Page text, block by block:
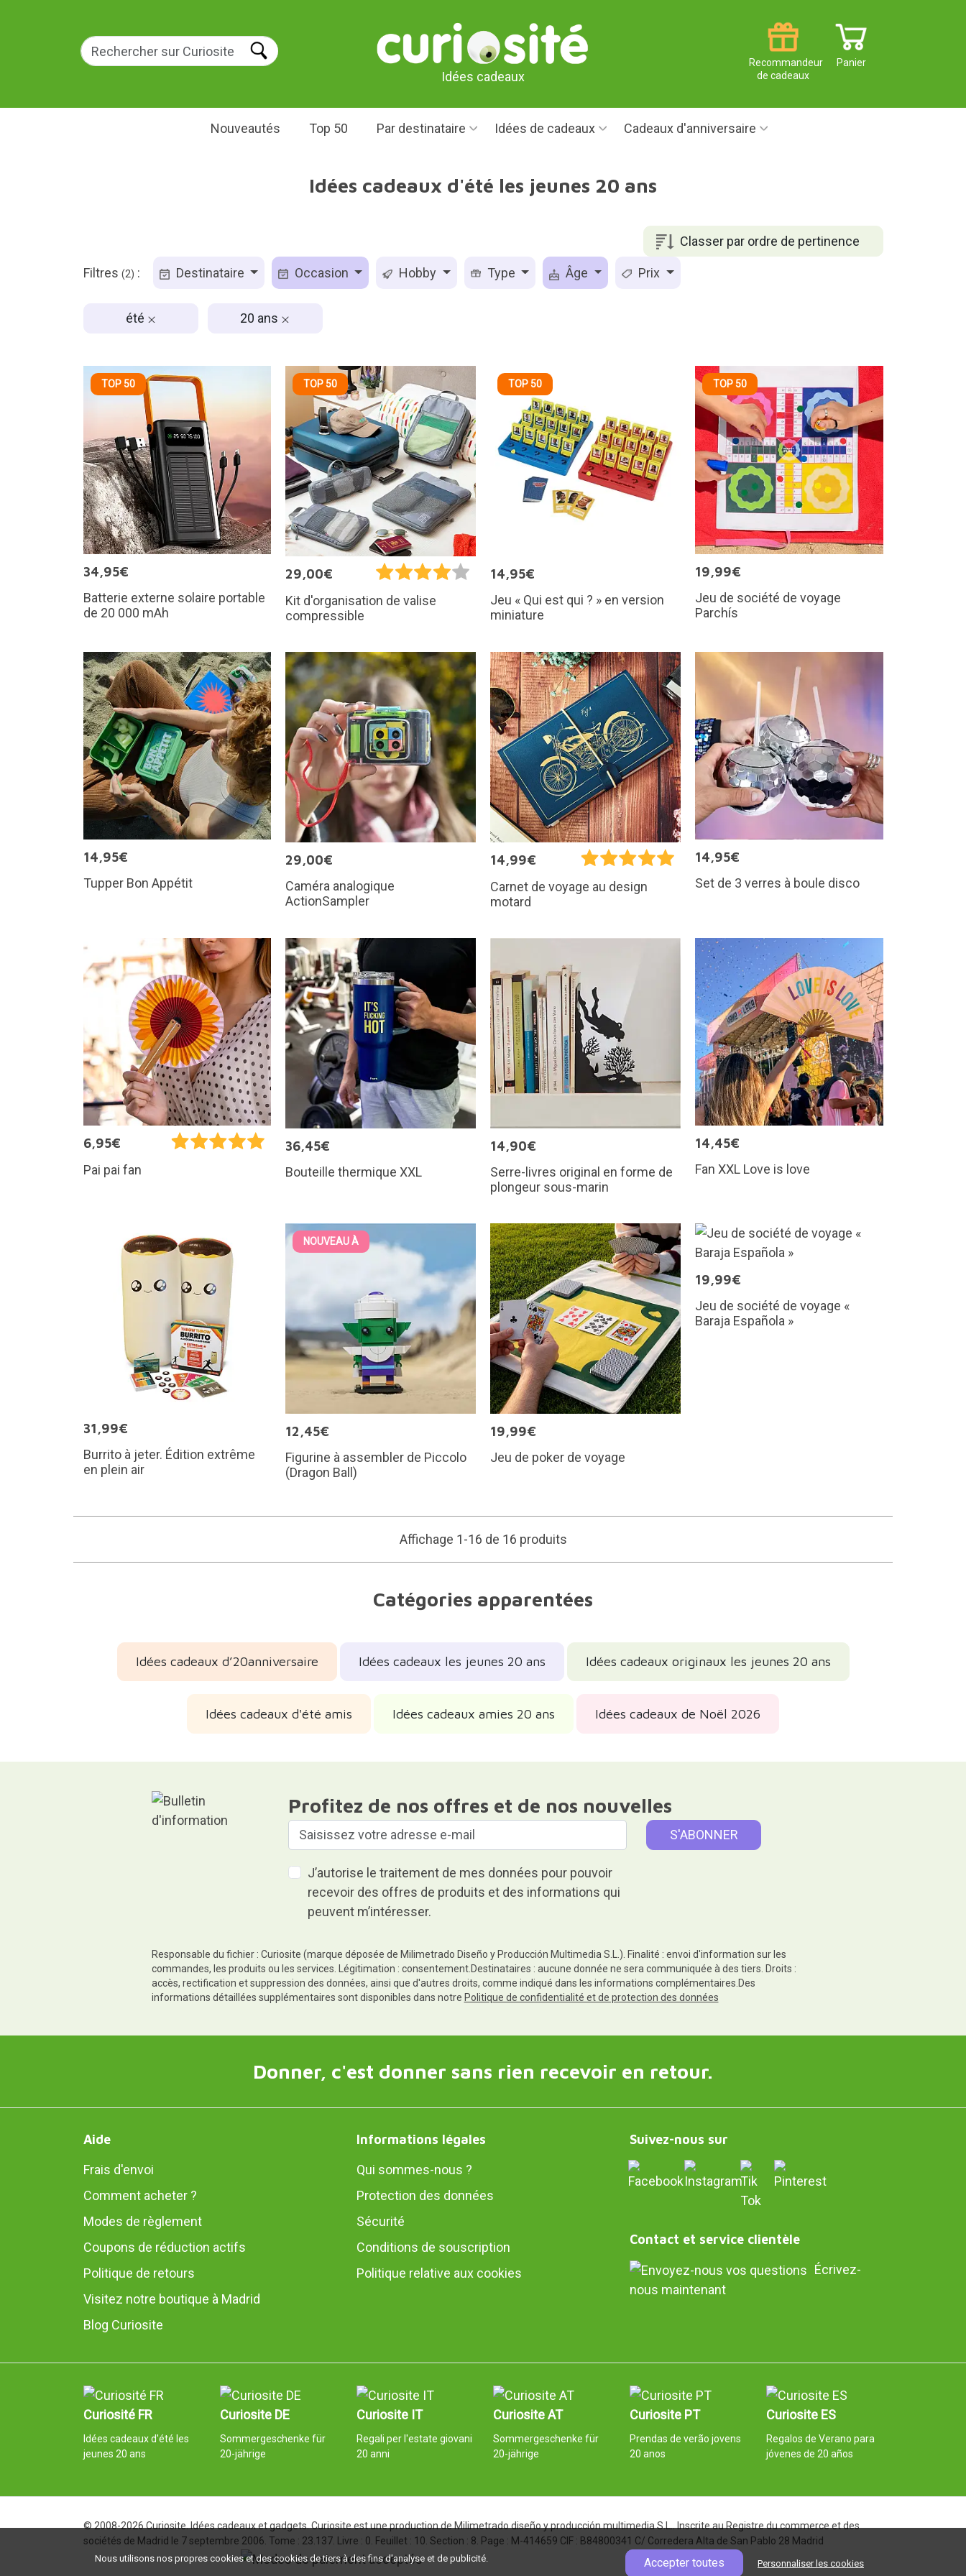
Idées cadeaux
Panier
Recommandeur
de cadeaux
Nouveautés Top 50 Par destinataire Idées de cadeaux Cadeaux d'anniversaire
Idées cadeaux d'été les jeunes 20 ans
Classer par ordre de pertinence
Filtres (2) : Destinataire Occasion Hobby Type Âge Prix
été 20 ans
TOP 50
34,95€
Batterie externe solaire portable
de 20 000 mAh
TOP 50
29,00€
Kit d'organisation de valise
compressible
TOP 50
14,95€
Jeu « Qui est qui ? » en version
miniature
TOP 50
19,99€
Jeu de société de voyage
Parchís
14,95€
Tupper Bon Appétit
29,00€
Caméra analogique
ActionSampler
14,99€
Carnet de voyage au design
motard
14,95€
Set de 3 verres à boule disco
6,95€
Pai pai fan
36,45€
Bouteille thermique XXL
14,90€
Serre-livres original en forme de
plongeur sous-marin
14,45€
Fan XXL Love is love
31,99€
Burrito à jeter. Édition extrême
en plein air
NOUVEAU À
12,45€
Figurine à assembler de Piccolo
(Dragon Ball)
19,99€
Jeu de poker de voyage
19,99€
Jeu de société de voyage «
Baraja Española »
Affichage 1-16 de 16 produits
Catégories apparentées
Idées cadeaux d’20anniversaire Idées cadeaux les jeunes 20 ans Idées cadeaux originaux les jeunes 20 ans
Idées cadeaux d'été amis Idées cadeaux amies 20 ans Idées cadeaux de Noël 2026
Profitez de nos offres et de nos nouvelles
J’autorise le traitement de mes données pour pouvoir
recevoir des offres de produits et des informations qui
peuvent m’intéresser.
Responsable du fichier : Curiosite (marque déposée de Milimetrado Diseño y Producción Multimedia S.L.). Finalité : envoi d'information sur les
commandes, les produits ou les services. Légitimation : consentement.Destinataires : aucune donnée ne sera communiquée à des tiers. Droits :
accès, rectification et suppression des données, ainsi que d'autres droits, comme indiqué dans les informations complémentaires.Des
informations détaillées supplémentaires sont disponibles dans notre Politique de confidentialité et de protection des données
Donner, c'est donner sans rien recevoir en retour.
Aide
Frais d'envoi
Comment acheter ?
Modes de règlement
Coupons de réduction actifs
Politique de retours
Visitez notre boutique à Madrid
Blog Curiosite
Informations légales
Qui sommes-nous ?
Protection des données
Sécurité
Conditions de souscription
Politique relative aux cookies
Suivez-nous sur
Contact et service clientèle
Écrivez-
nous maintenant
Curiosité FR
Idées cadeaux d'été les
jeunes 20 ans
Curiosite DE
Sommergeschenke für
20-jährige
Curiosite IT
Regali per l'estate giovani
20 anni
Curiosite AT
Sommergeschenke für
20-jährige
Curiosite PT
Prendas de verão jovens
20 anos
Curiosite ES
Regalos de Verano para
jóvenes de 20 años
© 2008-2026 Curiosite. Idées cadeaux et gadgets. Curiosite est une production de Milimetrado diseño y producción multimedia S.L.. Inscrite au Registre du commerce et des
sociétés de Madrid le 7 septembre 2006. Tome : 23.137. Livre : 0. Feuillet : 10. Section : 8. Page : M-414659 CIF : B84800341 C/ Corredera Alta de San Pablo 28 Madrid
Nous utilisons nos propres cookies et des cookies de tiers à des fins d'analyse et de publicité. Accepter toutes Personnaliser les cookies